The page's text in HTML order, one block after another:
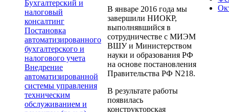
Бухгалтерский и
налоговый
консалтинг
Постановка
автоматизированного
бухгалтерского и
налогового учета
Внедрение
автоматизированной
системы управления
техническим
обслуживанием и
В январе 2016 года мы
завершили НИОКР,
выполнявшийся в
сотрудничестве с МИЭМ
ВШУ и Министерством
науки и образования РФ
на основе постановления
Правительства РФ N218.
В результате работы
появилась
конструкторская